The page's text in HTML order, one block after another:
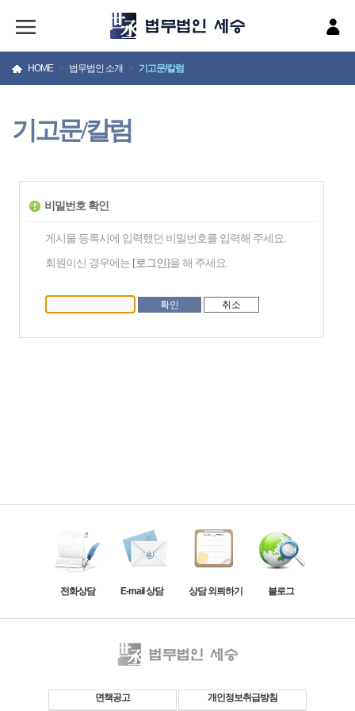
HOME > 법무법인 소개 > 기고문/칼럼
기고문/칼럼
비밀번호 확인
게시물 등록시에 입력했던 비밀번호를 입력해 주세요.
회원이신 경우에는 [로그인]을 해 주세요.
전화상담 E-mail 상담 상담 외뢰하기 블로그
면책공고 개인정보취급방침